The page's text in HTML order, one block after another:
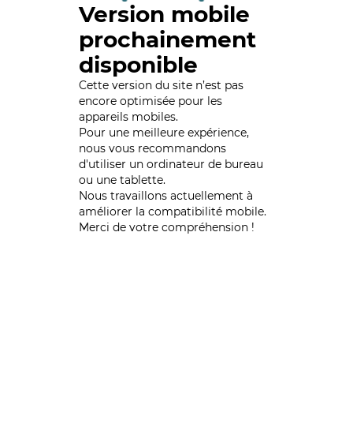
Version mobile
prochainement
disponible
Cette version du site n’est pas
encore optimisée pour les
appareils mobiles.
Pour une meilleure expérience,
nous vous recommandons
d'utiliser un ordinateur de bureau
ou une tablette.
Nous travaillons actuellement à
améliorer la compatibilité mobile.
Merci de votre compréhension !